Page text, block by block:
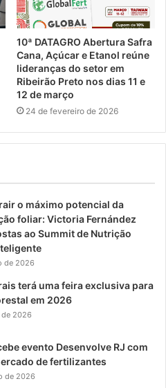
10ª DATAGRO Abertura Safra
Cana, Açúcar e Etanol reúne
lideranças do setor em
Ribeirão Preto nos dias 11 e
12 de março
24 de fevereiro de 2026
o máximo potencial da
foliar: Victoria Fernández
ao Summit de Nutrição
de 2026
terá uma feira exclusiva para
em 2026
2026
evento Desenvolve RJ com
de fertilizantes
de 2026